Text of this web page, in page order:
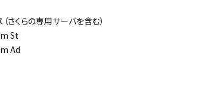
さくらの専用サーバを含む）
St
Ad